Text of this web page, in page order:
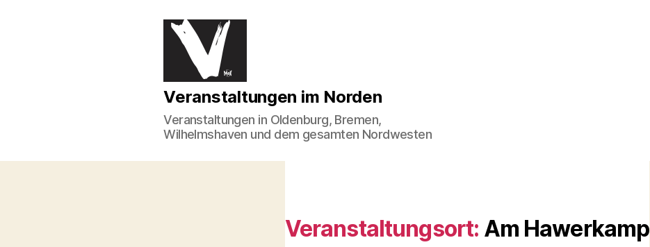
Veranstaltungen
im
Norden
Veranstaltungen im Norden
Veranstaltungen in Oldenburg, Bremen,
Wilhelmshaven und dem gesamten Nordwesten
Veranstaltungsort: Am Hawerkamp